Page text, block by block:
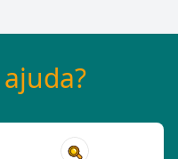
ajuda?